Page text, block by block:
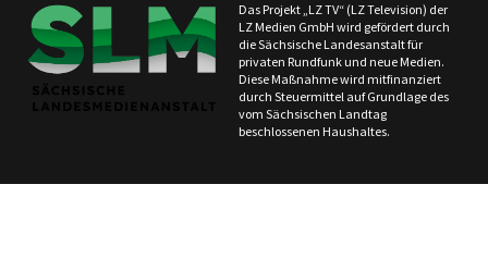
Das Projekt „LZ TV“ (LZ Television) der
LZ Medien GmbH wird gefördert durch
die Sächsische Landesanstalt für
privaten Rundfunk und neue Medien.
Diese Maßnahme wird mitfinanziert
durch Steuermittel auf Grundlage des
vom Sächsischen Landtag
beschlossenen Haushaltes.